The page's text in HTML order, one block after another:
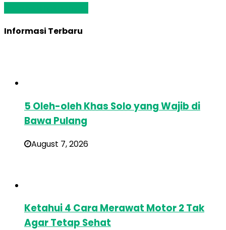
Informasi Terbaru
5 Oleh-oleh Khas Solo yang Wajib di
Bawa Pulang
August 7, 2026
Ketahui 4 Cara Merawat Motor 2 Tak
Agar Tetap Sehat